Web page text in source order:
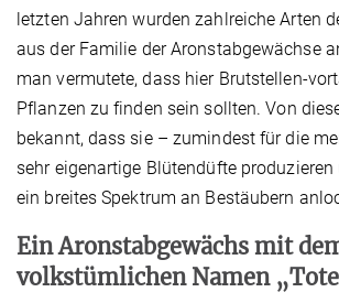
letzten Jahren wurden zahlreiche Arten
aus der Familie der Aronstabgewächse
man vermutete, dass hier Brutstellen-
Pflanzen zu finden sein sollten. Von
bekannt, dass sie – zumindest für die
sehr eigenartige Blütendüfte produzieren
ein breites Spektrum an Bestäubern
Ein Aronstabgewächs mit
volkstümlichen Namen